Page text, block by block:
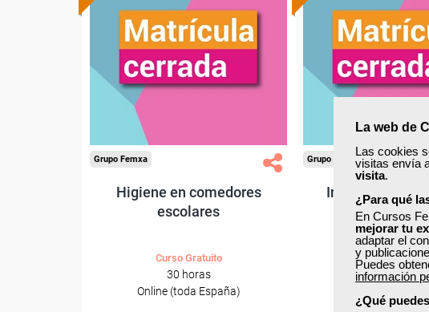
La web de
Las cookies
visitas envía
visita.
¿Para qué
En Cursos
mejorar tu
adaptar el
y
Puedes
información
¿Qué
Grupo Femxa
Higiene en comedores
escolares
Curso Gratuito
30 horas
Online (toda España)
Grupo Femxa
Innovación en
Curso
35 horas